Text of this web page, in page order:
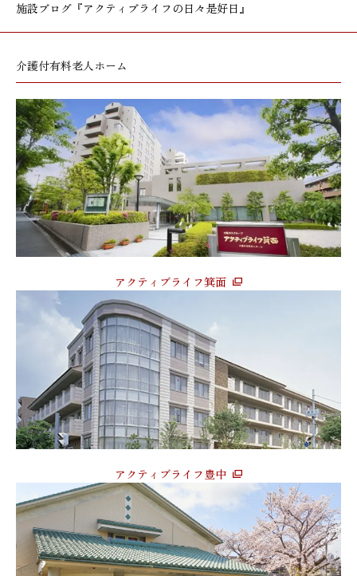
施設ブログ 『アクティブライフの日々是好日』
介護付有料老人ホーム
アクティブライフ箕面
アクティブライフ豊中